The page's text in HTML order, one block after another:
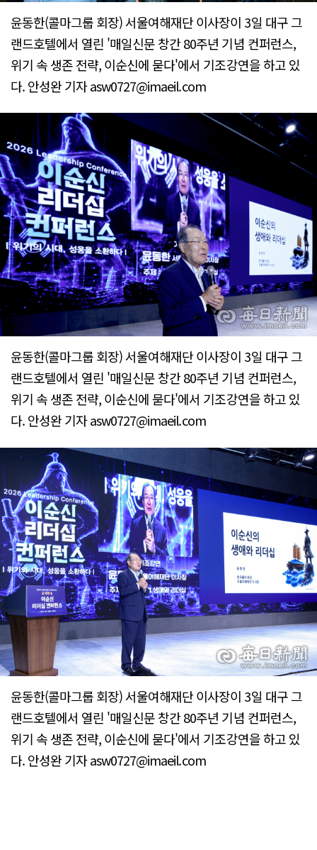
윤동한(콜마그룹 회장) 서울여해재단 이사장이 3일 대구 그
랜드호텔에서 열린 '매일신문 창간 80주년 기념 컨퍼런스,
위기 속 생존 전략, 이순신에 묻다'에서 기조강연을 하고 있
다. 안성완 기자 asw0727@imaeil.com
윤동한(콜마그룹 회장) 서울여해재단 이사장이 3일 대구 그
랜드호텔에서 열린 '매일신문 창간 80주년 기념 컨퍼런스,
위기 속 생존 전략, 이순신에 묻다'에서 기조강연을 하고 있
다. 안성완 기자 asw0727@imaeil.com
윤동한(콜마그룹 회장) 서울여해재단 이사장이 3일 대구 그
랜드호텔에서 열린 '매일신문 창간 80주년 기념 컨퍼런스,
위기 속 생존 전략, 이순신에 묻다'에서 기조강연을 하고 있
다. 안성완 기자 asw0727@imaeil.com